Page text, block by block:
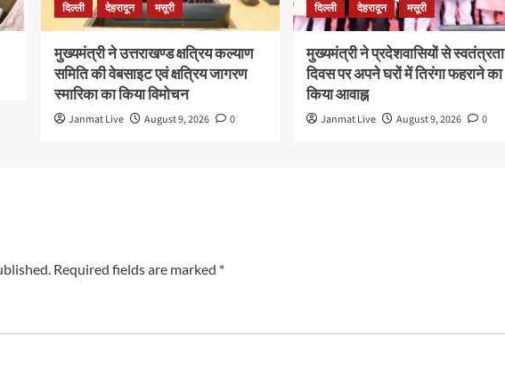
दिल्ली
देहरादून मसूरी
मुख्यमंत्री ने उत्तराखण्ड क्षत्रिय कल्याण
समिति की वेबसाइट एवं क्षत्रिय जागरण
स्मारिका का किया विमोचन
Janmat Live August 9, 2026 0
दिल्ली
देहरादून मसूरी
मुख्यमंत्री ने प्रदेशवासियों से स्वतंत्रता
दिवस पर अपने घरों में तिरंगा फहराने का
किया आवाह्न
Janmat Live August 9, 2026 0
Required fields are marked *